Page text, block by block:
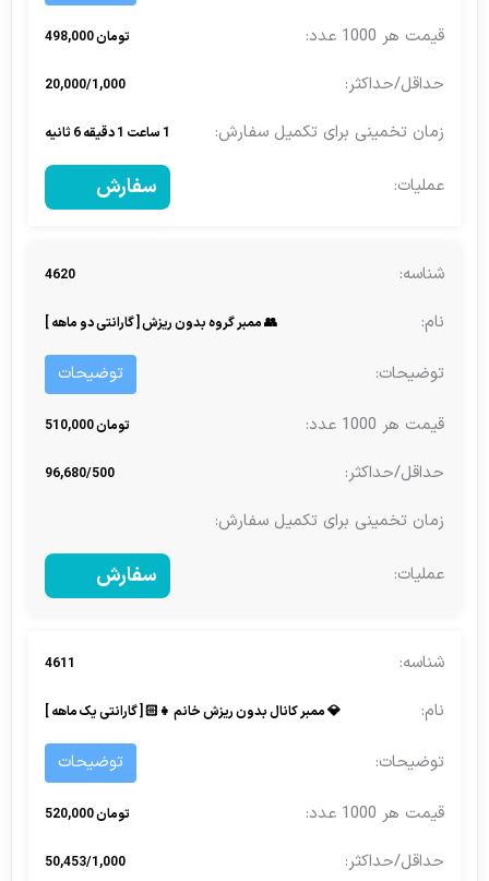
تومان 498,000
20,000/1,000
1 ساعت 1 دقیقه 6 ثانیه
سفارش
4620
👥 ممبر گروه بدون ریزش [ گارانتی دو ماهه ]
توضیحات
تومان 510,000
96,680/500
سفارش
4611
💎 ممبر کانال بدون ریزش خانم 👧🏻 [ گارانتی یک ماهه ]
توضیحات
تومان 520,000
50,453/1,000